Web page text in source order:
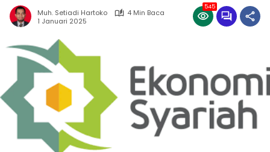
Muh. Setiadi Hartoko
4 Min Baca
1 Januari 2025
545